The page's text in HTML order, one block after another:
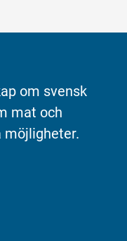
om svensk
mat och
möjligheter.